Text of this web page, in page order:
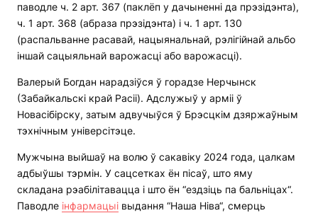
паводле ч. 2 арт. 367 (паклёп у дачыненні да прэзідэнта),
ч. 1 арт. 368 (абраза прэзідэнта) і ч. 1 арт. 130
(распальванне расавай, нацыянальнай, рэлігійнай альбо
іншай сацыяльнай варожасці або варожасці).
Валерый Богдан нарадзіўся ў горадзе Нерчынск
(Забайкальскі край Расіі). Адслужыў у арміі ў
Новасібірску, затым адвучыўся ў Брэсцкім дзяржаўным
тэхнічным універсітэце.
Мужчына выйшаў на волю ў сакавіку 2024 года, цалкам
адбыўшы тэрмін. У сацсетках ён пісаў, што яму
складана рэабілітавацца і што ён “ездзіць па бальніцах“.
Паводле інфармацыі выдання “Наша Ніва“, смерць